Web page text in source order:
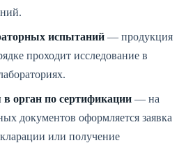
испытаний — продукция
проходит исследование в
в орган по сертификации — на
документов оформляется заявка
или получение